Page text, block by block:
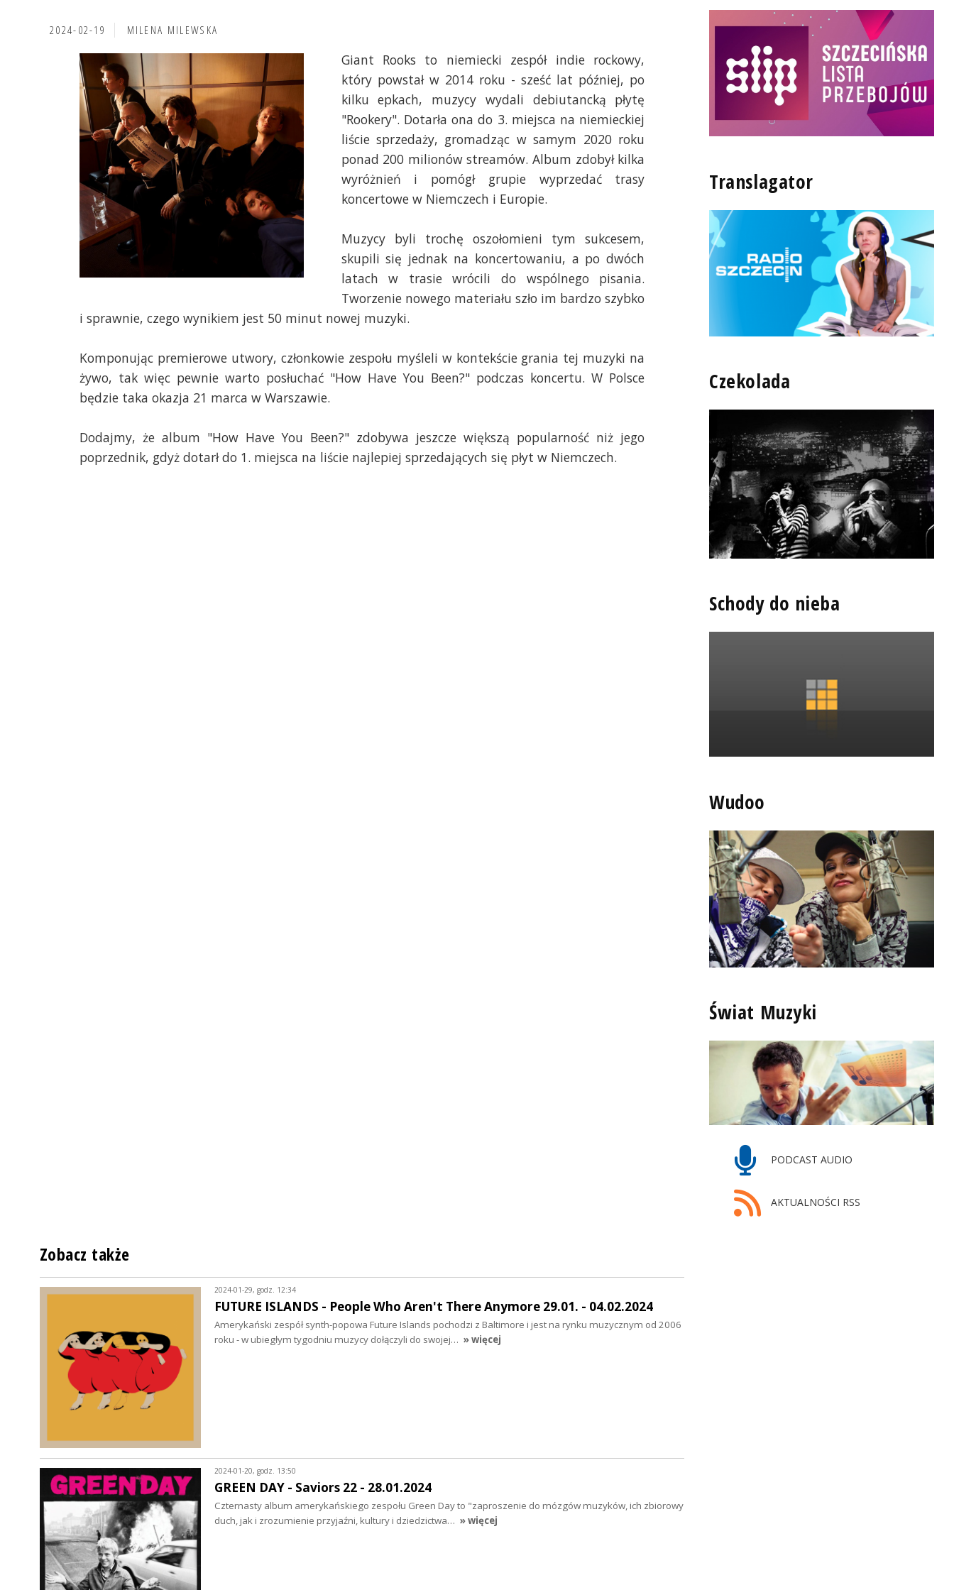
2024-02-19 MILENA MILEWSKA
Giant Rooks to niemiecki zespół indie rockowy,
który powstał w 2014 roku - sześć lat później, po
kilku epkach, muzycy wydali debiutancką płytę
"Rookery". Dotarła ona do 3. miejsca na niemieckiej
liście sprzedaży, gromadząc w samym 2020 roku
ponad 200 milionów streamów. Album zdobył kilka
wyróżnień i pomógł grupie wyprzedać trasy
koncertowe w Niemczech i Europie.
Muzycy byli trochę oszołomieni tym sukcesem,
skupili się jednak na koncertowaniu, a po dwóch
latach w trasie wrócili do wspólnego pisania.
Tworzenie nowego materiału szło im bardzo szybko
i sprawnie, czego wynikiem jest 50 minut nowej muzyki.
Komponując premierowe utwory, członkowie zespołu myśleli w kontekście grania tej muzyki na
żywo, tak więc pewnie warto posłuchać "How Have You Been?" podczas koncertu. W Polsce
będzie taka okazja 21 marca w Warszawie.
Dodajmy, że album "How Have You Been?" zdobywa jeszcze większą popularność niż jego
poprzednik, gdyż dotarł do 1. miejsca na liście najlepiej sprzedających się płyt w Niemczech.
Translagator
Czekolada
Schody do nieba
Wudoo
Świat Muzyki
PODCAST AUDIO
AKTUALNOŚCI RSS
Zobacz także
2024-01-29, godz. 12:34
FUTURE ISLANDS - People Who Aren't There Anymore 29.01. - 04.02.2024
Amerykański zespół synth-popowa Future Islands pochodzi z Baltimore i jest na rynku muzycznym od 2006
roku - w ubiegłym tygodniu muzycy dołączyli do swojej… » więcej
2024-01-20, godz. 13:50
GREEN DAY - Saviors 22 - 28.01.2024
Czternasty album amerykańskiego zespołu Green Day to "zaproszenie do mózgów muzyków, ich zbiorowy
duch, jak i zrozumienie przyjaźni, kultury i dziedzictwa… » więcej